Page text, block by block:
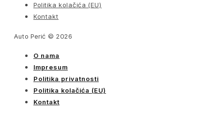
Politika kolačića (EU)
Kontakt
Auto Perić © 2026
O nama
Impresum
Politika privatnosti
Politika kolačića (EU)
Kontakt